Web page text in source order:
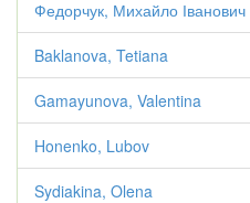
Федорчук, Михайло Іванович
Baklanova, Tetiana
Gamayunova, Valentina
Honenko, Lubov
Sydiakina, Olena